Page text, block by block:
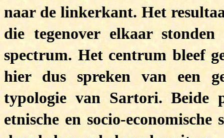
naar de linkerkant. Het
die tegenover elkaar
spectrum. Het centrum bleef
hier dus spreken van een
typologie van Sartori. Beide
etnische en socio-